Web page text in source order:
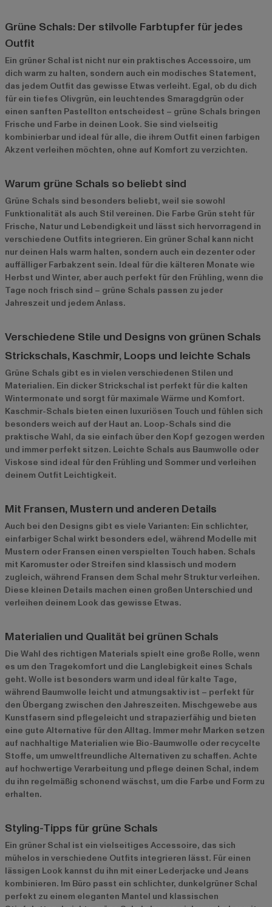
Grüne Schals: Der stilvolle Farbtupfer für jedes
Outfit
Ein grüner Schal ist nicht nur ein praktisches Accessoire, um
dich warm zu halten, sondern auch ein modisches Statement,
das jedem Outfit das gewisse Etwas verleiht. Egal, ob du dich
für ein tiefes Olivgrün, ein leuchtendes Smaragdgrün oder
einen sanften Pastellton entscheidest – grüne Schals bringen
Frische und Farbe in deinen Look. Sie sind vielseitig
kombinierbar und ideal für alle, die ihrem Outfit einen farbigen
Akzent verleihen möchten, ohne auf Komfort zu verzichten.
Warum grüne Schals so beliebt sind
Grüne Schals sind besonders beliebt, weil sie sowohl
Funktionalität als auch Stil vereinen. Die Farbe Grün steht für
Frische, Natur und Lebendigkeit und lässt sich hervorragend in
verschiedene Outfits integrieren. Ein grüner Schal kann nicht
nur deinen Hals warm halten, sondern auch ein dezenter oder
auffälliger Farbakzent sein. Ideal für die kälteren Monate wie
Herbst und Winter, aber auch perfekt für den Frühling, wenn die
Tage noch frisch sind – grüne Schals passen zu jeder
Jahreszeit und jedem Anlass.
Verschiedene Stile und Designs von grünen Schals
Strickschals, Kaschmir, Loops und leichte Schals
Grüne Schals gibt es in vielen verschiedenen Stilen und
Materialien. Ein dicker Strickschal ist perfekt für die kalten
Wintermonate und sorgt für maximale Wärme und Komfort.
Kaschmir-Schals bieten einen luxuriösen Touch und fühlen sich
besonders weich auf der Haut an. Loop-Schals sind die
praktische Wahl, da sie einfach über den Kopf gezogen werden
und immer perfekt sitzen. Leichte Schals aus Baumwolle oder
Viskose sind ideal für den Frühling und Sommer und verleihen
deinem Outfit Leichtigkeit.
Mit Fransen, Mustern und anderen Details
Auch bei den Designs gibt es viele Varianten: Ein schlichter,
einfarbiger Schal wirkt besonders edel, während Modelle mit
Mustern oder Fransen einen verspielten Touch haben. Schals
mit Karomuster oder Streifen sind klassisch und modern
zugleich, während Fransen dem Schal mehr Struktur verleihen.
Diese kleinen Details machen einen großen Unterschied und
verleihen deinem Look das gewisse Etwas.
Materialien und Qualität bei grünen Schals
Die Wahl des richtigen Materials spielt eine große Rolle, wenn
es um den Tragekomfort und die Langlebigkeit eines Schals
geht. Wolle ist besonders warm und ideal für kalte Tage,
während Baumwolle leicht und atmungsaktiv ist – perfekt für
den Übergang zwischen den Jahreszeiten. Mischgewebe aus
Kunstfasern sind pflegeleicht und strapazierfähig und bieten
eine gute Alternative für den Alltag. Immer mehr Marken setzen
auf nachhaltige Materialien wie Bio-Baumwolle oder recycelte
Stoffe, um umweltfreundliche Alternativen zu schaffen. Achte
auf hochwertige Verarbeitung und pflege deinen Schal, indem
du ihn regelmäßig schonend wäschst, um die Farbe und Form zu
erhalten.
Styling-Tipps für grüne Schals
Ein grüner Schal ist ein vielseitiges Accessoire, das sich
mühelos in verschiedene Outfits integrieren lässt. Für einen
lässigen Look kannst du ihn mit einer Lederjacke und Jeans
kombinieren. Im Büro passt ein schlichter, dunkelgrüner Schal
perfekt zu einem eleganten Mantel und klassischen